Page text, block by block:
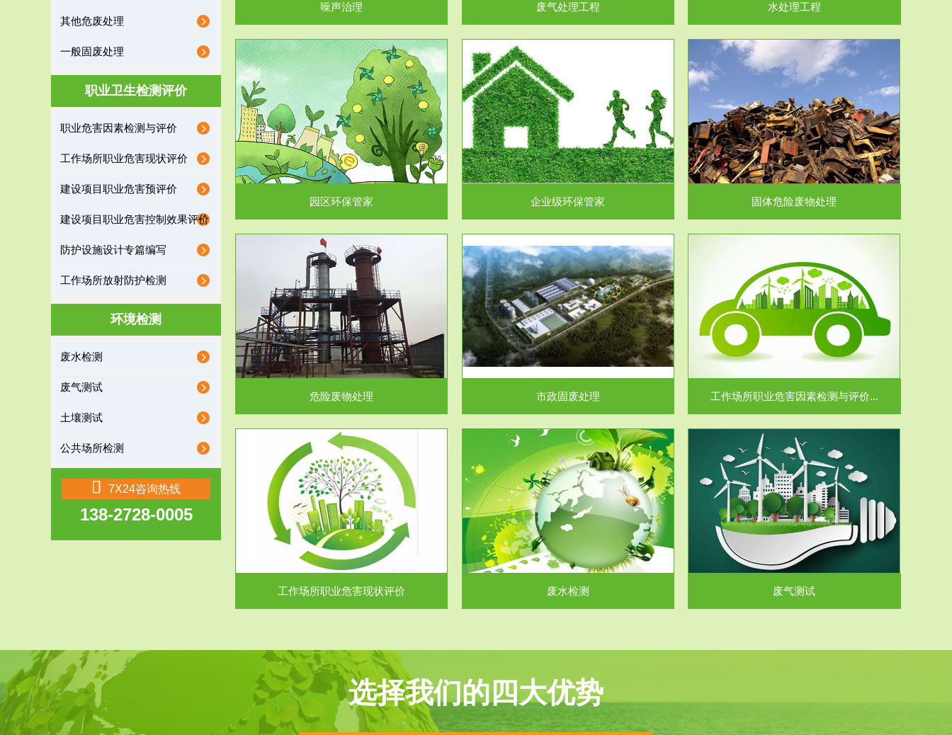
其他危废处理
一般固废处理
职业卫生检测评价
职业危害因素检测与评价
工作场所职业危害现状评价
建设项目职业危害预评价
建设项目职业危害控制效果评价
防护设施设计专篇编写
工作场所放射防护检测
环境检测
废水检测
废气测试
土壤测试
公共场所检测
7X24咨询热线
138-2728-0005
噪声治理 废气处理工程 水处理工程
服务范围
园区环保管家
保护作用促进供给侧结...
园区环保管家
服务范围
企业级环保管家
排污许可证作为企业环保执法情况的一个重要依
据，其必要性及合规性...
企业级环保管家
服务范围
固体危险废物处理
固体废物解释：固体废物是指人们在生产建设、
日常生活和其他活动中...
固体危险废物处理
服务范围
危险废物处理
危险废物解释：根据《中华人民共和国固体废物
污染防治法》的规定，危...
危险废物处理
服务范围
市政固废处理
蔚蓝生态环境科技所从事的市政废物处理业务包
括市政废物的处理处...
市政固废处理
服务范围
工作场所职业危害因素检测与评价...
【检测评价意义】：全面了解工作场所职业病危
害因素分布与浓（强）度...
工作场所职业危害因素检测与评价...
服务范围
工作场所职业危害现状评价
工作场所职业危害现状评价
服务范围
废水检测
废水污水检测主要是对企业工厂在生产工艺过程
中排出的废水、污水...
废水检测
服务范围
废气测试
检测范围工业废气检测包括有机废气和无机废
气。有机废气主要包括...
废气测试
选择我们的四大优势